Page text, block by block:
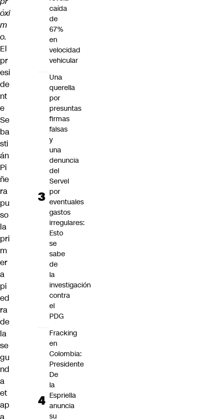
óxi
m
o.
El
pr
esi
de
nt
e
Se
ba
sti
án
Pi
ñe
ra
pu
so
la
pri
m
er
a
pi
ed
ra
de
la
se
gu
nd
a
et
ap
a
caída
de
67%
en
velocidad
vehicular
Una
querella
por
presuntas
firmas
falsas
y
una
denuncia
del
Servel
por
eventuales
gastos
irregulares:
Esto
se
sabe
de
la
investigación
contra
el
PDG
Fracking
en
Colombia:
Presidente
De
la
Espriella
anuncia
su